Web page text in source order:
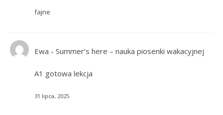
fajne
Ewa - Summer’s here – nauka piosenki wakacyjnej
A1 gotowa lekcja
31 lipca, 2025